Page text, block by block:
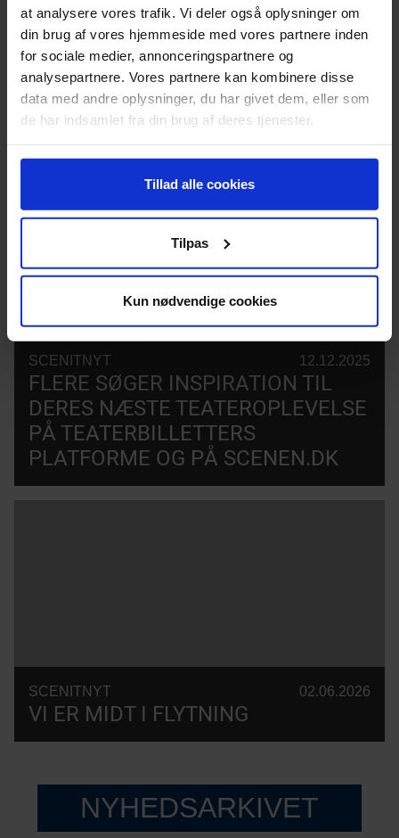
at analysere vores trafik. Vi deler også oplysninger om
din brug af vores hjemmeside med vores partnere inden
for sociale medier, annonceringspartnere og
analysepartnere. Vores partnere kan kombinere disse
data med andre oplysninger, du har givet dem, eller som
de har indsamlet fra din brug af deres tjenester.
Tillad alle cookies
Tilpas
Kun nødvendige cookies
SCENIT OG KULTURENS
ANALYSEINSTITUT INDGÅR
STRATEGISK SAMARBEJDE
SCENITNYT 12.12.2025
FLERE SØGER INSPIRATION TIL
DERES NÆSTE TEATEROPLEVELSE
PÅ TEATERBILLETTERS
PLATFORME OG PÅ SCENEN.DK
SCENITNYT 02.06.2026
VI ER MIDT I FLYTNING
NYHEDSARKIVET